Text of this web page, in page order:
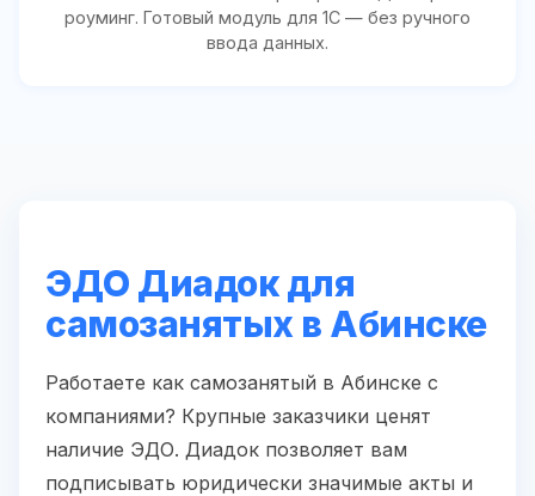
роуминг. Готовый модуль для 1С — без ручного
ввода данных.
ЭДО Диадок для
самозанятых в Абинске
Работаете как самозанятый в Абинске с
компаниями? Крупные заказчики ценят
наличие ЭДО. Диадок позволяет вам
подписывать юридически значимые акты и